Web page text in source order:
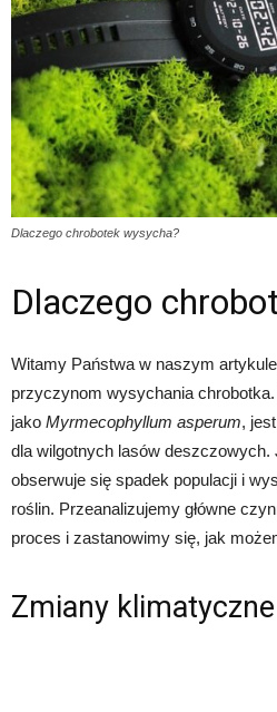
Dlaczego chrobotek wysycha?
Dlaczego
Witamy Państwa w naszym
przyczynom wysychania
jako Myrmecophyllum asperum,
dla wilgotnych lasów deszczowych.
obserwuje się spadek populacji i
roślin. Przeanalizujemy główne
proces i zastanowimy się, jak
Zmiany klimatyczne